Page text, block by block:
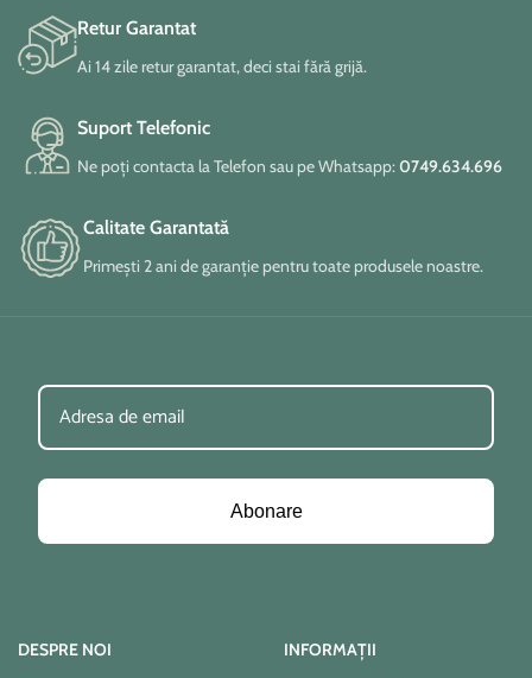
Retur Garantat
Ai 14 zile retur garantat, deci stai fără grijă.
Suport Telefonic
Ne poți contacta la Telefon sau pe Whatsapp:0749.634.696
Calitate Garantată
Primești 2 ani de garanție pentru toate produsele noastre.
Abonare
DESPRE NOI
INFORMAȚII